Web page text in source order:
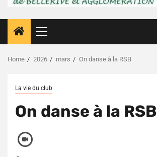
Primary
Menu
Home 2026 mars On danse à la RSB
La vie du club
On danse à la RSB